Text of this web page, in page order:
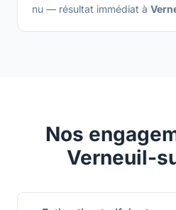
nu — résultat immédiat à
Nos
Verneuil-